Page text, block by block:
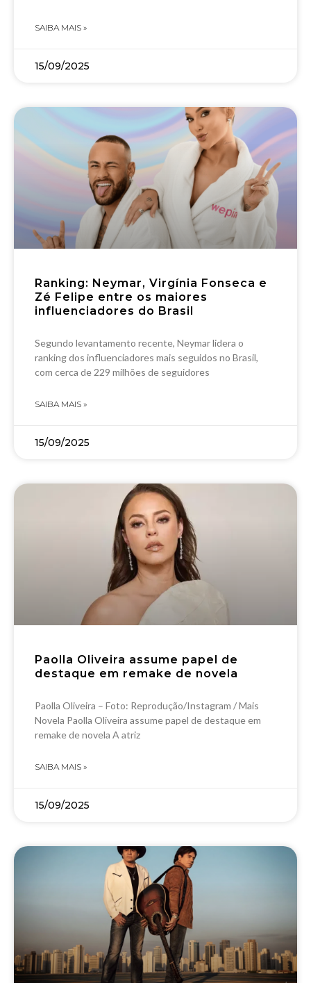
SAIBA MAIS »
15/09/2025
Ranking: Neymar, Virgínia Fonseca e
Zé Felipe entre os maiores
influenciadores do Brasil
Segundo levantamento recente, Neymar lidera o
ranking dos influenciadores mais seguidos no Brasil,
com cerca de 229 milhões de seguidores
SAIBA MAIS »
15/09/2025
Paolla Oliveira assume papel de
destaque em remake de novela
Paolla Oliveira – Foto: Reprodução/Instagram / Mais
Novela Paolla Oliveira assume papel de destaque em
remake de novela A atriz
SAIBA MAIS »
15/09/2025